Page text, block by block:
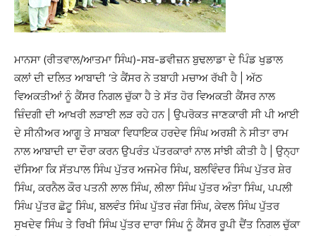
ਮਾਨਸਾ (ਰੀਤਵਾਲ/ਆਤਮਾ ਸਿੰਘ)-ਸਬ-ਡਵੀਜ਼ਨ ਬੁਢਲਾਡਾ ਦੇ ਪਿੰਡ ਖੁਡਾਲ
ਕਲਾਂ ਦੀ ਦਲਿਤ ਆਬਾਦੀ ‘ਤੇ ਕੈਂਸਰ ਨੇ ਤਬਾਹੀ ਮਚਾਅ ਰੱਖੀ ਹੈ | ਅੱਠ
ਵਿਅਕਤੀਆਂ ਨੂੰ ਕੈਂਸਰ ਨਿਗਲ ਚੁੱਕਾ ਹੈ ਤੇ ਸੱਤ ਹੋਰ ਵਿਅਕਤੀ ਕੈਂਸਰ ਨਾਲ
ਜ਼ਿੰਦਗੀ ਦੀ ਆਖਰੀ ਲੜਾਈ ਲੜ ਰਹੇ ਹਨ | ਉਪਰੋਕਤ ਜਾਣਕਾਰੀ ਸੀ ਪੀ ਆਈ
ਦੇ ਸੀਨੀਅਰ ਆਗੂ ਤੇ ਸਾਬਕਾ ਵਿਧਾਇਕ ਹਰਦੇਵ ਸਿੰਘ ਅਰਸ਼ੀ ਨੇ ਸੀਤਾ ਰਾਮ
ਨਾਲ ਆਬਾਦੀ ਦਾ ਦੌਰਾ ਕਰਨ ਉਪਰੰਤ ਪੱਤਰਕਾਰਾਂ ਨਾਲ ਸਾਂਝੀ ਕੀਤੀ ਹੈ | ਉਨ੍ਹਾ
ਦੱਸਿਆ ਕਿ ਸੱਤਪਾਲ ਸਿੰਘ ਪੁੱਤਰ ਅਜਮੇਰ ਸਿੰਘ, ਬਲਵਿੰਦਰ ਸਿੰਘ ਪੁੱਤਰ ਸ਼ੇਰ
ਸਿੰਘ, ਕਰਨੈਲ ਕੌਰ ਪਤਨੀ ਲਾਲ ਸਿੰਘ, ਲੀਲਾ ਸਿੰਘ ਪੁੱਤਰ ਅੰਤਾ ਸਿੰਘ, ਪਪਲੀ
ਸਿੰਘ ਪੁੱਤਰ ਛੋਟੂ ਸਿੰਘ, ਬਲਵੰਤ ਸਿੰਘ ਪੁੱਤਰ ਜੰਗ ਸਿੰਘ, ਕੇਵਲ ਸਿੰਘ ਪੁੱਤਰ
ਸੁਖਦੇਵ ਸਿੰਘ ਤੇ ਰਿਖੀ ਸਿੰਘ ਪੁੱਤਰ ਦਾਰਾ ਸਿੰਘ ਨੂੰ ਕੈਂਸਰ ਰੂਪੀ ਦੈਂਤ ਨਿਗਲ ਚੁੱਕਾ